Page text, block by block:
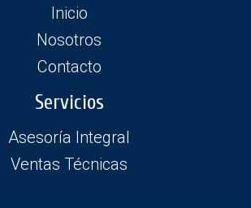
Inicio
Nosotros
Contacto
Servicios
Asesoría Integral
Ventas Técnicas